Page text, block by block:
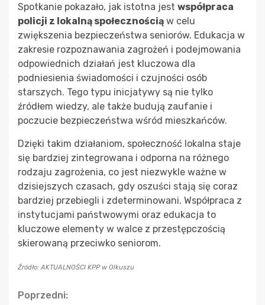
Spotkanie pokazało, jak istotna jest współpraca
policji z lokalną społecznością w celu
zwiększenia bezpieczeństwa seniorów. Edukacja w
zakresie rozpoznawania zagrożeń i podejmowania
odpowiednich działań jest kluczowa dla
podniesienia świadomości i czujności osób
starszych. Tego typu inicjatywy są nie tylko
źródłem wiedzy, ale także budują zaufanie i
poczucie bezpieczeństwa wśród mieszkańców.
Dzięki takim działaniom, społeczność lokalna staje
się bardziej zintegrowana i odporna na różnego
rodzaju zagrożenia, co jest niezwykle ważne w
dzisiejszych czasach, gdy oszuści stają się coraz
bardziej przebiegli i zdeterminowani. Współpraca z
instytucjami państwowymi oraz edukacja to
kluczowe elementy w walce z przestępczością
skierowaną przeciwko seniorom.
Źródło: AKTUALNOŚCI KPP w Olkuszu
Continue
Poprzedni: